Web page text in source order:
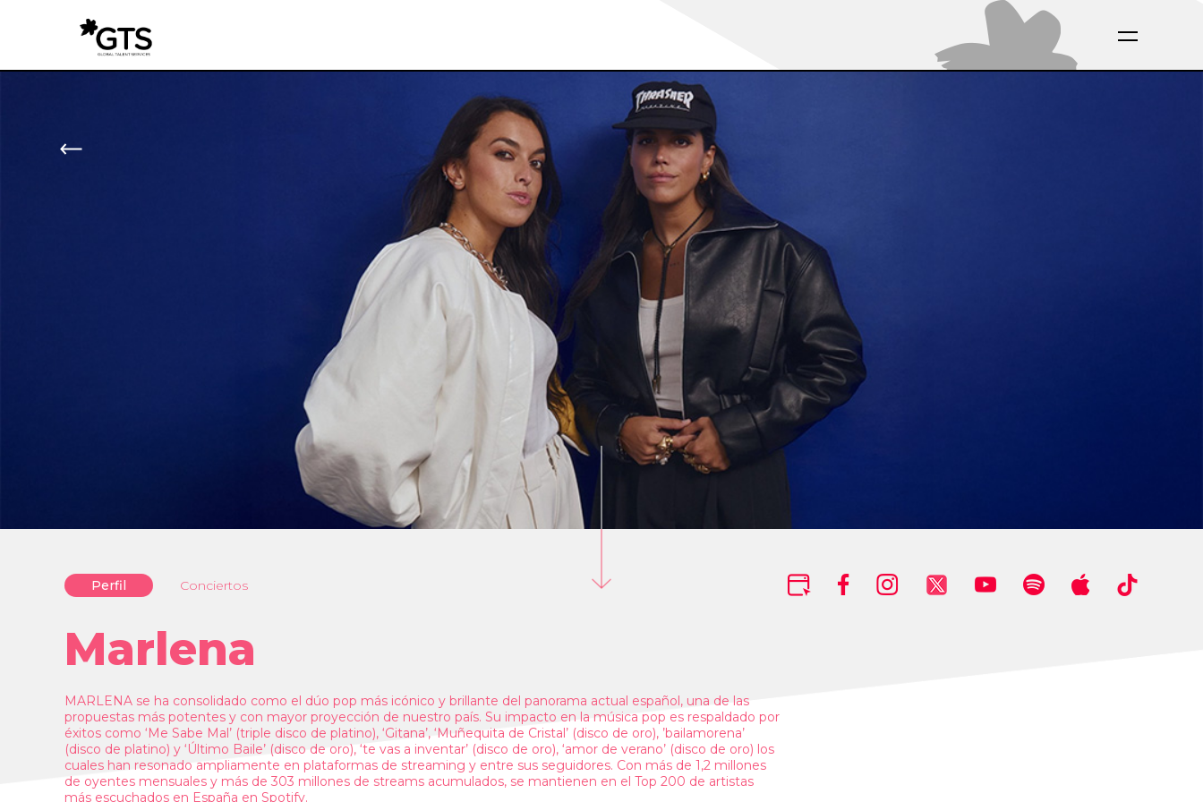
Perfil Conciertos
Marlena
MARLENA se ha consolidado como el dúo pop más icónico y brillante del panorama actual español, una de las
propuestas más potentes y con mayor proyección de nuestro país. Su impacto en la música pop es respaldado por
éxitos como ‘Me Sabe Mal’ (triple disco de platino), ‘Gitana’, ‘Muñequita de Cristal’ (disco de oro), ’bailamorena’
(disco de platino) y ‘Último Baile’ (disco de oro), ‘te vas a inventar’ (disco de oro), ‘amor de verano’ (disco de oro) los
cuales han resonado ampliamente en plataformas de streaming y entre sus seguidores. Con más de 1,2 millones
de oyentes mensuales y más de 303 millones de streams acumulados, se mantienen en el Top 200 de artistas
más escuchados en España en Spotify.